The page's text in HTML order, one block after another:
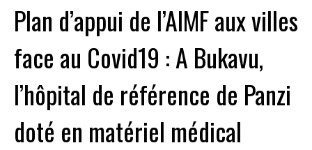
Plan d’appui de l’AIMF aux villes
face au Covid19 : A Bukavu,
l’hôpital de référence de Panzi
doté en matériel médical